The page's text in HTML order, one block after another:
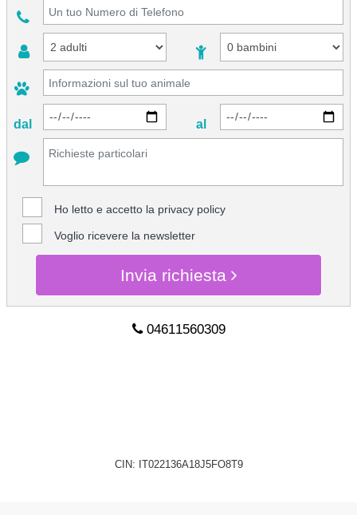
dal al
Ho letto e accetto la privacy policy
Voglio ricevere la newsletter
Invia richiesta
04611560309
CIN: IT022136A18J5FO8T9